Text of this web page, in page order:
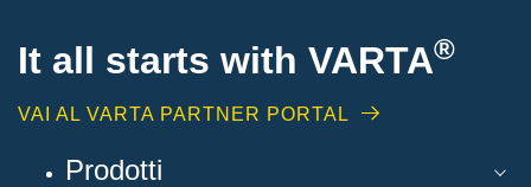
It all starts with VARTA®
VAI AL VARTA PARTNER PORTAL
Prodotti